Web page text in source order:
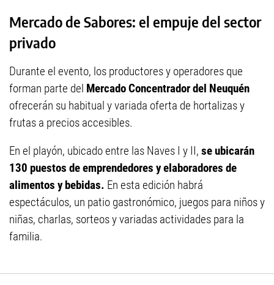
Mercado de Sabores: el empuje del sector
privado
Durante el evento, los productores y operadores que
forman parte del Mercado Concentrador del Neuquén
ofrecerán su habitual y variada oferta de hortalizas y
frutas a precios accesibles.
En el playón, ubicado entre las Naves I y II, se ubicarán
130 puestos de emprendedores y elaboradores de
alimentos y bebidas. En esta edición habrá
espectáculos, un patio gastronómico, juegos para niños y
niñas, charlas, sorteos y variadas actividades para la
familia.